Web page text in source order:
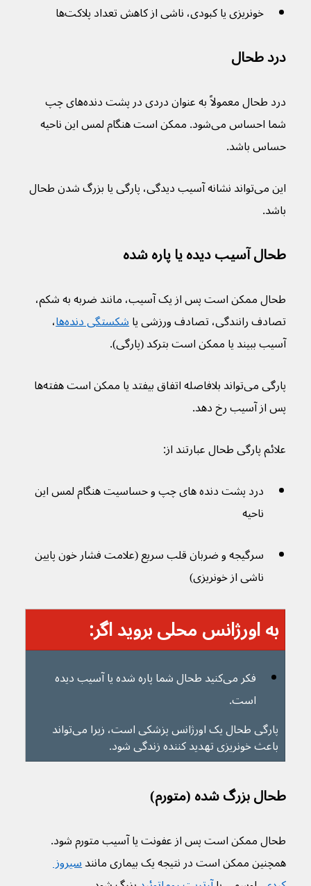
خونریزی یا کبودی، ناشی از کاهش تعداد پلاکت‌ها
درد طحال
درد طحال معمولاً به عنوان دردی در پشت دنده‌های چپ
شما احساس می‌شود. ممکن است هنگام لمس این ناحیه
حساس باشد.
این می‌تواند نشانه آسیب دیدگی، پارگی یا بزرگ شدن طحال
باشد.
طحال آسیب دیده یا پاره شده
طحال ممکن است پس از یک آسیب، مانند ضربه به شکم،
تصادف رانندگی، تصادف ورزشی یا شکستگی دنده‌ها ،
آسیب ببیند یا ممکن است بترکد (پارگی).
پارگی می‌تواند بلافاصله اتفاق بیفتد یا ممکن است هفته‌ها
پس از آسیب رخ دهد.
علائم پارگی طحال عبارتند از:
درد پشت دنده های چپ و حساسیت هنگام لمس این
ناحیه
سرگیجه و ضربان قلب سریع (علامت فشار خون پایین
ناشی از خونریزی)
به اورژانس محلی بروید اگر:
فکر می‌کنید طحال شما پاره شده یا آسیب دیده
است.
پارگی طحال یک اورژانس پزشکی است، زیرا می‌تواند
باعث خونریزی تهدید کننده زندگی شود.
طحال بزرگ شده (متورم)
طحال ممکن است پس از عفونت یا آسیب متورم شود.
همچنین ممکن است در نتیجه یک بیماری مانند سیروز